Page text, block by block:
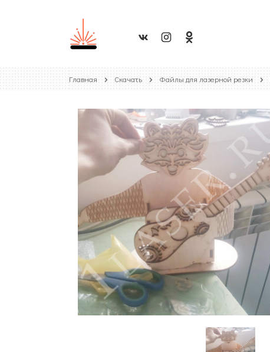
Главная Скачать Файлы для лазерной резки